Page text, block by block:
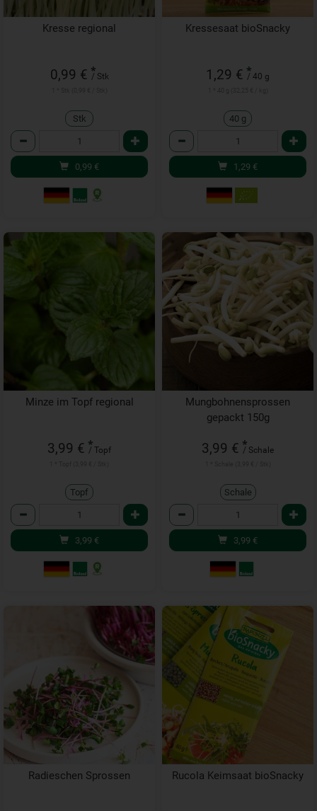
Kresse regional
0,99 € *
/ Stk
Stk
Anzahl
0,99 €
Kressesaat bioSnacky
1,29 € *
/ 40 g
40 g
Anzahl
1,29 €
Minze im Topf regional
3,99 € *
/ Topf
Topf
Anzahl
3,99 €
Mungbohnensprossen
gepackt 150g
3,99 € *
/ Schale
Schale
Anzahl
3,99 €
Radieschen Sprossen Rucola Keimsaat bioSnacky